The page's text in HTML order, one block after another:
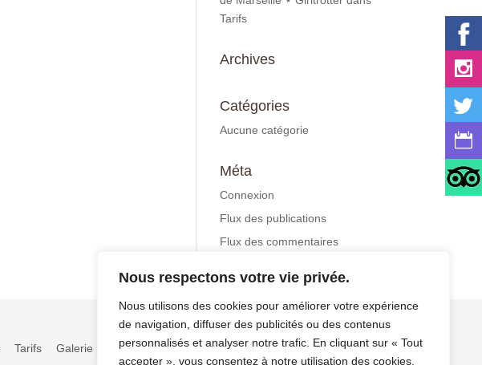
Nous respectons votre vie privée.
Nous utilisons des cookies pour améliorer votre expérience
de navigation, diffuser des publicités ou des contenus
personnalisés et analyser notre trafic. En cliquant sur « Tout
accepter », vous consentez à notre utilisation des cookies.
Tarifs
Archives
Catégories
Aucune catégorie
Méta
Connexion
Flux des publications
Flux des commentaires
Tarifs Galerie photos Contact / Résa Mentions légales/CGV/CGU